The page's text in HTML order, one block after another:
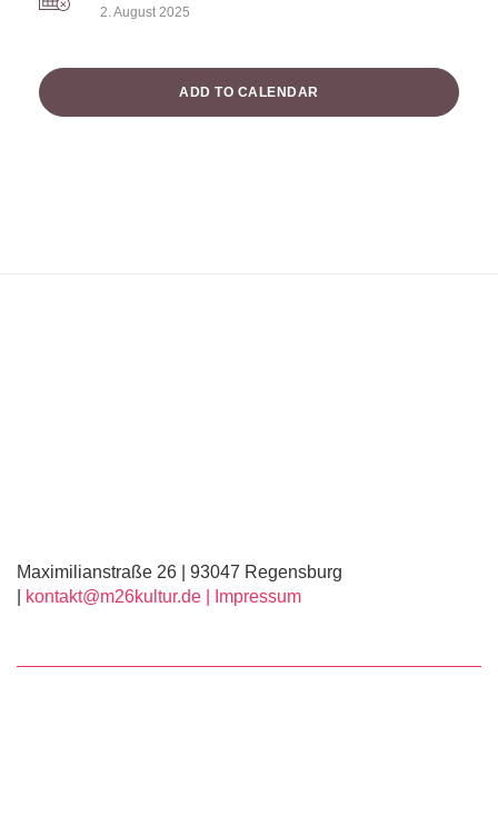
2. August 2025
ADD TO CALENDAR
Maximilianstraße 26 | 93047 Regensburg
kontakt@m26kultur.de | Impressum